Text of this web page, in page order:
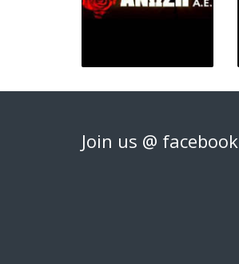
Join us @ facebook